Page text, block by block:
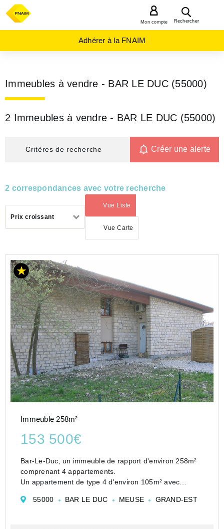
Rechercher
Mon compte
Adhérer à la FNAIM
Immeubles à vendre - BAR LE DUC (55000)
2 Immeubles à vendre - BAR LE DUC (55000)
Critères de recherche Créer une alerte
2 correspondances avec votre recherche
Prix croissant
Vue Liste
(activé)
Vue Carte
ACHAT
IMMEUBLE
GRAND-
EST
MEUSE
(55)
BAR
LE
DUC
(55000)
Immeuble 258m²
153 500€
Bar-Le-Duc, un immeuble de rapport d'environ 258m²
comprenant 4 appartements.
Un appartement de type 4 d'environ 105m² avec
d'eau, wc, terrasse, cave, terrain.
55000 BAR LE DUC MEUSE GRAND-EST